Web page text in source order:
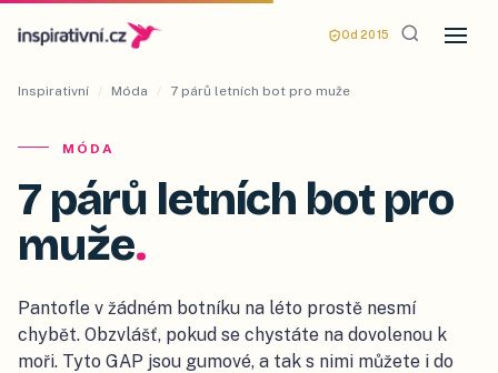
Od 2015
Inspirativní / Móda / 7 párů letních bot pro muže
MÓDA
7 párů letních bot pro
muže.
Pantofle v žádném botníku na léto prostě nesmí
chybět. Obzvlášť, pokud se chystáte na dovolenou k
moři. Tyto GAP jsou gumové, a tak s nimi můžete i do